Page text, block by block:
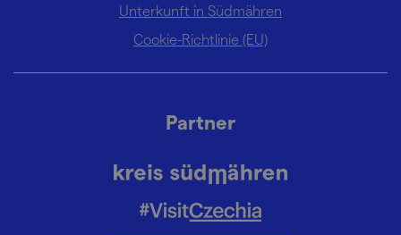
Unterkunft in Südmähren
Cookie-Richtlinie (EU)
Partner